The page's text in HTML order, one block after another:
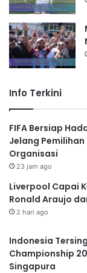
Info Terkini
FIFA Bersiap
Jelang Pemilihan
Organisasi
23 jam ago
Liverpool Capai
Ronald Araujo
2 hari ago
Indonesia
Championship
Singapura